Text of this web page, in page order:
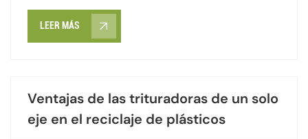
LEER MÁS
Ventajas de las trituradoras de un solo
eje en el reciclaje de plásticos